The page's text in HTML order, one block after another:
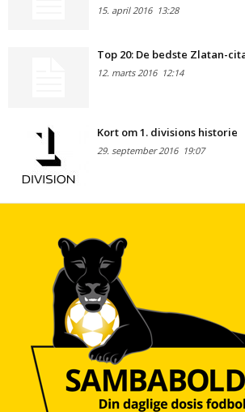
15. april 201613:28
Top 20: De bedste Zlatan-
12. marts 201612:14
Kort om 1. divisions historie
29. september 201619:07